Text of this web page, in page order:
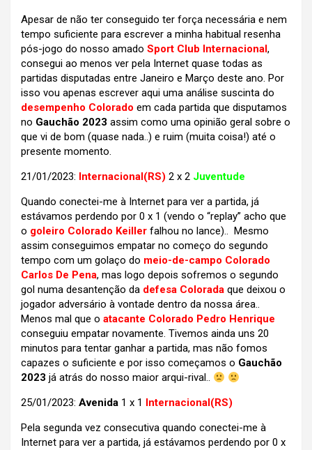
Apesar de não ter conseguido ter força necessária e nem
tempo suficiente para escrever a minha habitual resenha
pós-jogo do nosso amado Sport Club Internacional,
consegui ao menos ver pela Internet quase todas as
partidas disputadas entre Janeiro e Março deste ano. Por
isso vou apenas escrever aqui uma análise suscinta do
desempenho Colorado em cada partida que disputamos
no Gauchão 2023 assim como uma opinião geral sobre o
que vi de bom (quase nada..) e ruim (muita coisa!) até o
presente momento.
21/01/2023: Internacional(RS) 2 x 2 Juventude
Quando conectei-me à Internet para ver a partida, já
estávamos perdendo por 0 x 1 (vendo o “replay” acho que
o goleiro Colorado Keiller falhou no lance).. Mesmo
assim conseguimos empatar no começo do segundo
tempo com um golaço do meio-de-campo Colorado
Carlos De Pena, mas logo depois sofremos o segundo
gol numa desantenção da defesa Colorada que deixou o
jogador adversário à vontade dentro da nossa área..
Menos mal que o atacante Colorado Pedro Henrique
conseguiu empatar novamente. Tivemos ainda uns 20
minutos para tentar ganhar a partida, mas não fomos
capazes o suficiente e por isso começamos o Gauchão
2023 já atrás do nosso maior arqui-rival..
25/01/2023: Avenida 1 x 1 Internacional(RS)
Pela segunda vez consecutiva quando conectei-me à
Internet para ver a partida, já estávamos perdendo por 0 x